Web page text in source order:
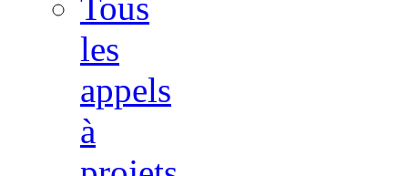
les
appels
à